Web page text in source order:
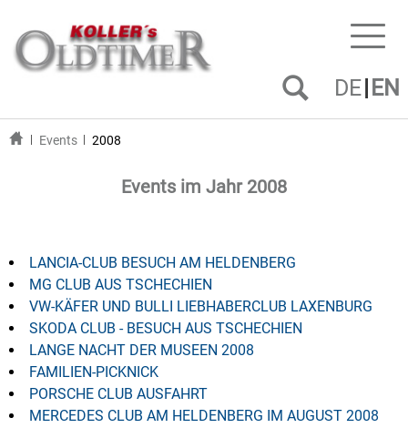
DE EN
Events 2008
Events im Jahr 2008
LANCIA-CLUB BESUCH AM HELDENBERG
MG CLUB AUS TSCHECHIEN
VW-KÄFER UND BULLI LIEBHABERCLUB LAXENBURG
SKODA CLUB - BESUCH AUS TSCHECHIEN
LANGE NACHT DER MUSEEN 2008
FAMILIEN-PICKNICK
PORSCHE CLUB AUSFAHRT
MERCEDES CLUB AM HELDENBERG IM AUGUST 2008